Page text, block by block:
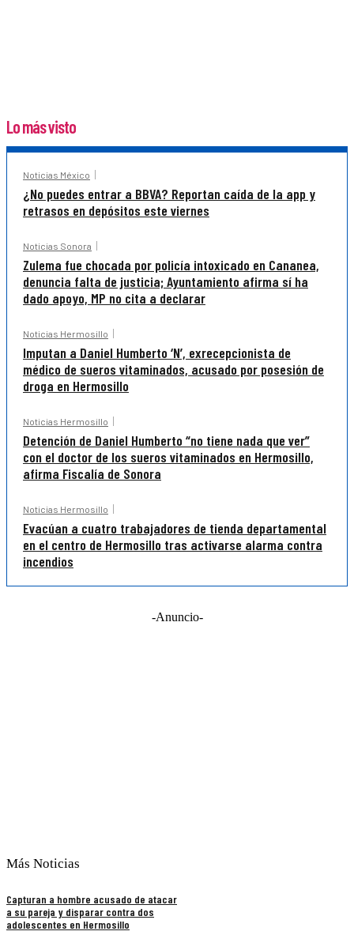
Lo más visto
Noticias México
¿No puedes entrar a BBVA? Reportan caída de la app y
retrasos en depósitos este viernes
Noticias Sonora
Zulema fue chocada por policía intoxicado en Cananea,
denuncia falta de justicia; Ayuntamiento afirma sí ha
dado apoyo, MP no cita a declarar
Noticias Hermosillo
Imputan a Daniel Humberto ‘N’, exrecepcionista de
médico de sueros vitaminados, acusado por posesión de
droga en Hermosillo
Noticias Hermosillo
Detención de Daniel Humberto “no tiene nada que ver”
con el doctor de los sueros vitaminados en Hermosillo,
afirma Fiscalía de Sonora
Noticias Hermosillo
Evacúan a cuatro trabajadores de tienda departamental
en el centro de Hermosillo tras activarse alarma contra
incendios
-Anuncio-
Más Noticias
Capturan a hombre acusado de atacar
a su pareja y disparar contra dos
adolescentes en Hermosillo